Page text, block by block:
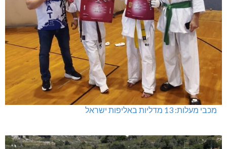
מכבי מעלות: 13 מדליות באליפות ישראל